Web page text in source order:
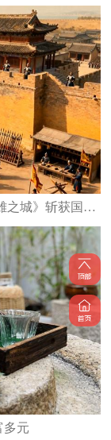
泉州市纪录片《崇武：一座山海见证的英雄之城》斩获国家级大奖
多元